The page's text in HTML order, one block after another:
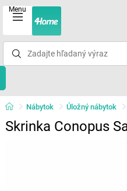
Menu
Nábytok Úložný nábytok
Skrinka Conopus